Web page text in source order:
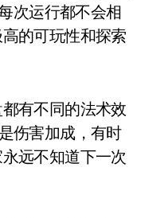
次运行都不会相
的可玩性和探索
有不同的法术效
伤害加成，有时
远不知道下一次